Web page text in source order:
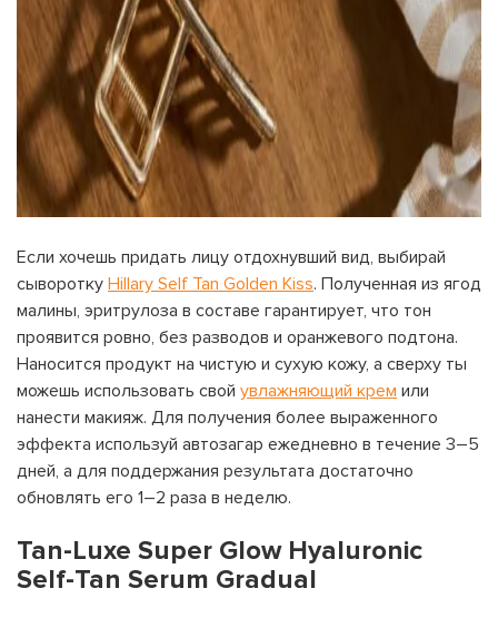
Если хочешь придать лицу отдохнувший вид, выбирай
сыворотку Hillary Self Tan Golden Kiss. Полученная из ягод
малины, эритрулоза в составе гарантирует, что тон
проявится ровно, без разводов и оранжевого подтона.
Наносится продукт на чистую и сухую кожу, а сверху ты
можешь использовать свой увлажняющий крем или
нанести макияж. Для получения более выраженного
эффекта используй автозагар ежедневно в течение 3–5
дней, а для поддержания результата достаточно
обновлять его 1–2 раза в неделю.
Tan-Luxe Super Glow Hyaluronic
Self-Tan Serum Gradual